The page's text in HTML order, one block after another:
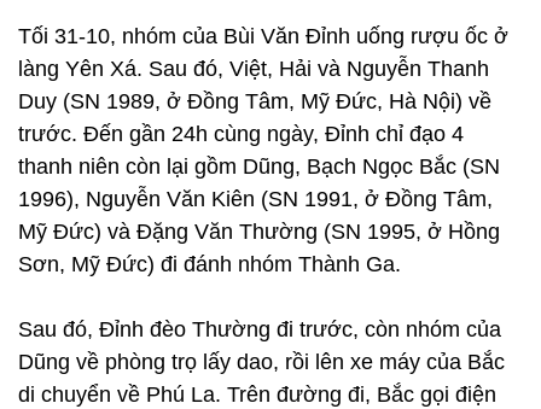
Tối 31-10, nhóm của Bùi Văn Đỉnh uống rượu ốc ở
làng Yên Xá. Sau đó, Việt, Hải và Nguyễn Thanh
Duy (SN 1989, ở Đồng Tâm, Mỹ Đức, Hà Nội) về
trước. Đến gần 24h cùng ngày, Đỉnh chỉ đạo 4
thanh niên còn lại gồm Dũng, Bạch Ngọc Bắc (SN
1996), Nguyễn Văn Kiên (SN 1991, ở Đồng Tâm,
Mỹ Đức) và Đặng Văn Thường (SN 1995, ở Hồng
Sơn, Mỹ Đức) đi đánh nhóm Thành Ga.
Sau đó, Đỉnh đèo Thường đi trước, còn nhóm của
Dũng về phòng trọ lấy dao, rồi lên xe máy của Bắc
di chuyển về Phú La. Trên đường đi, Bắc gọi điện